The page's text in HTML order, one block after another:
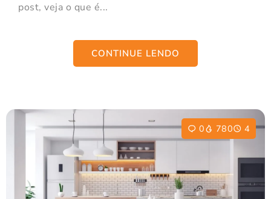
post, veja o que é...
CONTINUE LENDO
0 780 4